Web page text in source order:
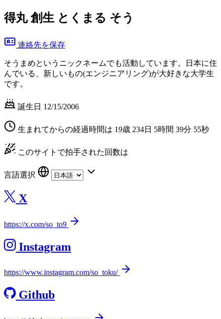
得丸 創生 とくまる そう
連絡先を保存
そうまめというニックネームでも活動しています。日本に住
んでいる、新しいもの(エンジニアリング)が大好きな大学生
です。
誕生日 12/15/2006
生まれてからの経過時間は 19歳 234日 5時間 39分 55秒
このサイトで拍手された回数は
言語選択
X
https://x.com/so_to9
Instagram
https://www.instagram.com/so_toku/
Github